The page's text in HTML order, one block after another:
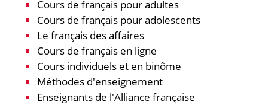
Cours de français pour adultes
Cours de français pour adolescents
Le français des affaires
Cours de français en ligne
Cours individuels et en binôme
Méthodes d'enseignement
Enseignants de l'Alliance française